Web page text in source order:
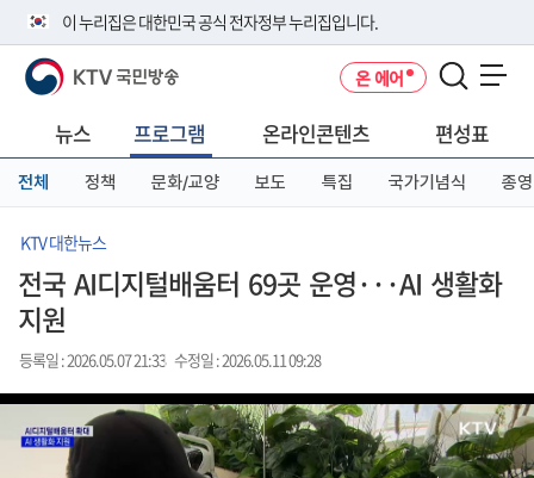
이 누리집은 대한민국 공식 전자정부 누리집입니다.
공식 누리집 주소 확인하기
니다.
이밖에 or.kr 또는 .kr등 다른 도메인 주소를 사용하고 있다면 아래 URL에
서 도메인 주소를 확인해 보세요
KTV 국민방송 온 에어
뉴스 프로그램 온라인콘텐츠 편성표
전체 정책 문화/교양 보도 특집 국가기념식 종영
KTV 대한뉴스
전국 AI디지털배움터 69곳 운영···AI 생활화
지원
등록일 : 2026.05.07 21:33 수정일 : 2026.05.11 09:28